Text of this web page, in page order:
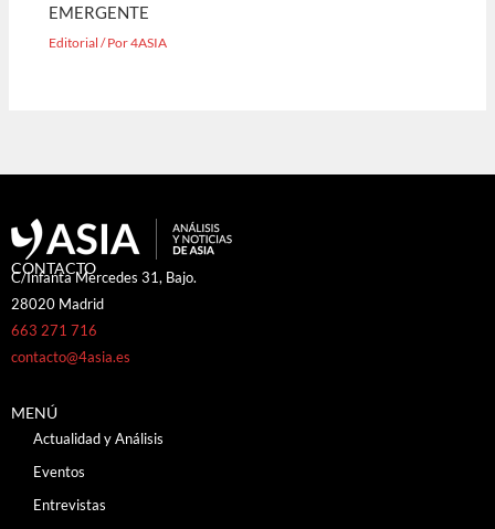
EMERGENTE
Editorial / Por4ASIA
CONTACTO
C/Infanta Mercedes 31, Bajo.
28020 Madrid
663 271 716
contacto@4asia.es
MENÚ
Actualidad y Análisis
Eventos
Entrevistas